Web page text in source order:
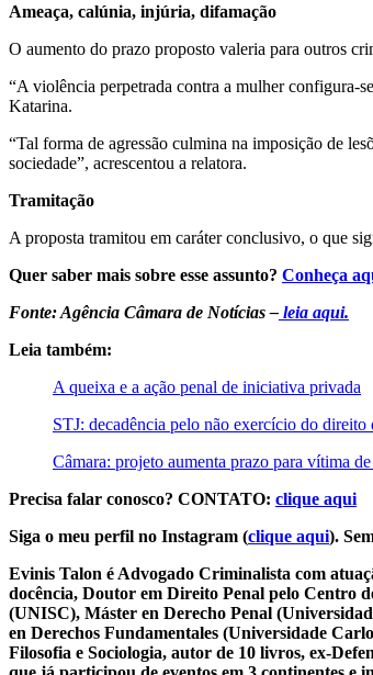
Ameaça, calúnia, injúria, difamação
O aumento do prazo proposto valeria para outros
“A violência perpetrada contra a mulher configura-
Katarina.
“Tal forma de agressão culmina na imposição de
sociedade”, acrescentou a relatora.
Tramitação
A proposta tramitou em caráter conclusivo, o que
Quer saber mais sobre esse assunto? Conheça
Fonte: Agência Câmara de Notícias – leia aqui.
Leia também:
A queixa e a ação penal de iniciativa privada
STJ: decadência pelo não exercício do
Câmara: projeto aumenta prazo para vítima
Precisa falar conosco? CONTATO: clique aqui
Siga o meu perfil no Instagram (clique aqui).
Evinis Talon é Advogado Criminalista com
docência, Doutor em Direito Penal pelo Centro
(UNISC), Máster en Derecho Penal
en Derechos Fundamentales (Universidade
Filosofia e Sociologia, autor de 10 livros, ex-